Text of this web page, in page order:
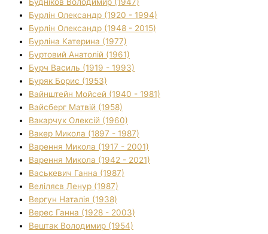
Бурлін Олександр (1920 - 1994)
Бурлін Олександр (1948 - 2015)
Бурліна Катерина (1977)
Буртовий Анатолій (1961)
Бурч Василь (1919 - 1993)
Буряк Борис (1953)
Вайнштейн Мойсей (1940 - 1981)
Вайсберг Матвій (1958)
Вакарчук Олексій (1960)
Вакер Микола (1897 - 1987)
Варення Микола (1917 - 2001)
Варення Микола (1942 - 2021)
Васькевич Ганна (1987)
Веліляєв Ленур (1987)
Вергун Наталія (1938)
Верес Ганна (1928 - 2003)
Вештак Володимир (1954)